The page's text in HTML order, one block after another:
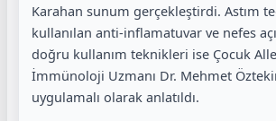
Karahan sunum gerçekleştirdi. Astım
kullanılan anti-inflamatuvar ve nefes
doğru kullanım teknikleri ise Çocuk
İmmünoloji Uzmanı Dr. Mehmet
uygulamalı olarak anlatıldı.